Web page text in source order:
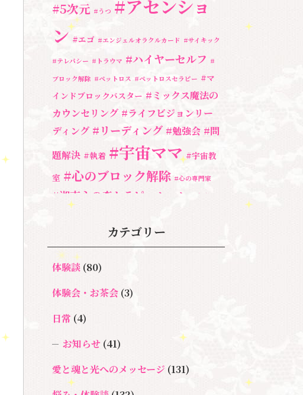
#5次元 #うつ #アセンショ
ン #エゴ #エンジェルオラクルカード #サイキック
#テレパシー #トラウマ #ハイヤーセルフ #
ブロック解除 #ペットロス #ペットロスセラピー #マ
インドブロックバスター #ミックス魔法の
カウンセリング #ライフビジョンリー
ディング #リーディング #勉強会 #問
題解決 #執着 #宇宙ママ #宇宙教
室 #心のブロック解除 #心の専門家
#湘南心の森セラピールーム
#自分と
#３次元 人間関係 奇跡
ころ 新着情報 魂
＃アセンシ
ョン ＃イヤーリーディング
ラクルカード ＃ハイヤーセルフ
＃マインドブロックバ
スター養成講座
＃宇宙ママももこ ＃心のブロック
カテゴリー
体験談 (80)
体験会・お茶会 (3)
日常 (4)
お知らせ(41)
愛と魂と光へのメッセージ (131)